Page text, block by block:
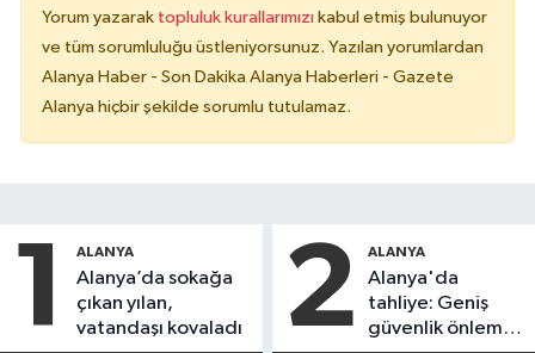
Yorum yazarak topluluk kurallarımızı kabul etmiş bulunuyor
ve tüm sorumluluğu üstleniyorsunuz. Yazılan yorumlardan
Alanya Haber - Son Dakika Alanya Haberleri - Gazete
Alanya hiçbir şekilde sorumlu tutulamaz.
1 ALANYA
Alanya’da sokağa
çıkan yılan,
vatandaşı kovaladı
2 ALANYA
Alanya'da
tahliye: Geniş
güvenlik önlemi